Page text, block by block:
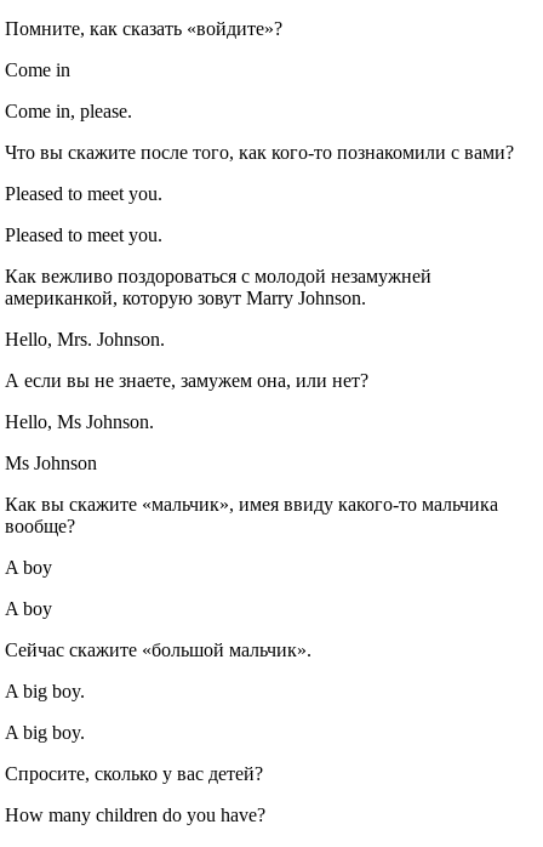
Помните, как сказать «войдите»?
Come in
Come in, please.
Что вы скажите после того, как кого‐то познакомили с вами?
Pleased to meet you.
Pleased to meet you.
Как вежливо поздороваться с молодой незамужней
американкой, которую зовут Marry Johnson.
Hello, Mrs. Johnson.
А если вы не знаете, замужем она, или нет?
Hello, Ms Johnson.
Ms Johnson
Как вы скажите «мальчик», имея ввиду какого‐то мальчика
вообще?
A boy
A boy
Сейчас скажите «большой мальчик».
A big boy.
A big boy.
Спросите, сколько у вас детей?
How many children do you have?